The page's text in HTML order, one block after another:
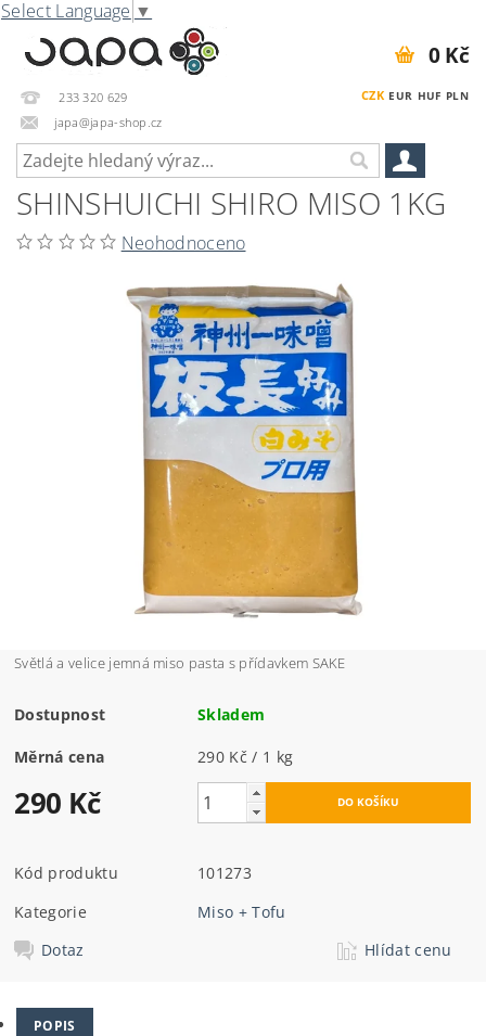
Select Language ▼
233 320 629
japa@japa-shop.cz
CZK EUR HUF PLN
0 Kč
SHINSHUICHI SHIRO MISO 1KG
Neohodnoceno
Světlá a velice jemná miso pasta s přídavkem SAKE
Dostupnost Skladem
Měrná cena 290 Kč / 1 kg
290 Kč
Kód produktu
101273
Kategorie
Miso + Tofu
Dotaz
Hlídat cenu
POPIS